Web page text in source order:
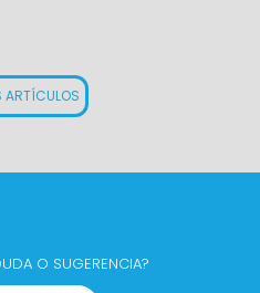
ARTÍCULOS
O SUGERENCIA?